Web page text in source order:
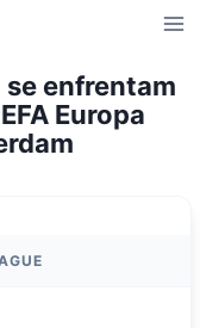
se enfrentam
Europa